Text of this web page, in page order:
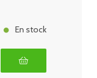
En stock